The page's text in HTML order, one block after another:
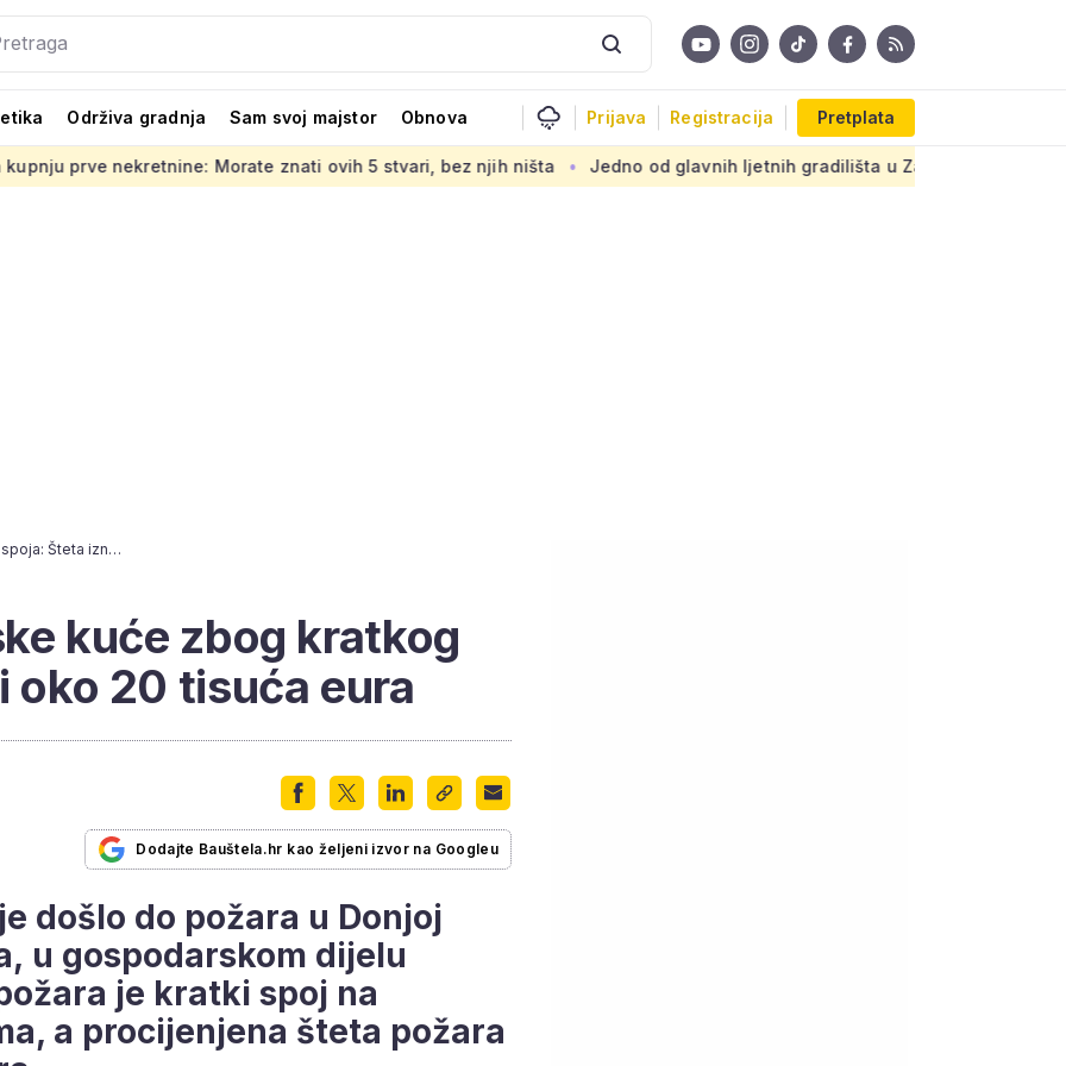
Održiva gradnja Sam svoj majstor Obnova Prijava Registracija Pretplata
Morate znati ovih 5 stvari, bez njih ništa Jedno od glavnih ljetnih gradilišta u Zagrebu: Novi armirani beton na
Izgorio dio obiteljske kuće zbog kratkog spoja: Šteta iznosi oko 20 tisuća eura
kuće zbog kratkog
oko 20 tisuća eura
Dodajte Bauštela.hr kao željeni izvor na Googleu
došlo do požara u Donjoj
u gospodarskom dijelu
je kratki spoj na
a procijenjena šteta požara